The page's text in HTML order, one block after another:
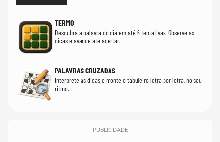
TERMO
Descubra a palavra do dia em até 6 tentativas. Observe as
dicas e avance até acertar.
PALAVRAS CRUZADAS
Interprete as dicas e monte o tabuleiro letra por letra, no seu
ritmo.
PUBLICIDADE